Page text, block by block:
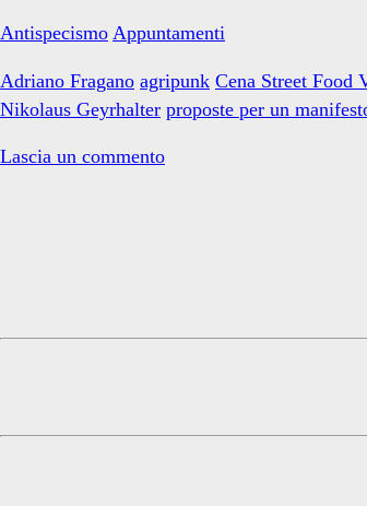
Silence
il
18
e
Antispecismo Appuntamenti
Adriano Fragano agripunk Cena Street Food
Nikolaus Geyrhalter proposte per un
Lascia un commento
Sidebar